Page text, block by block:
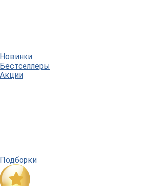
Новинки
Бестселлеры
Акции
Подборки